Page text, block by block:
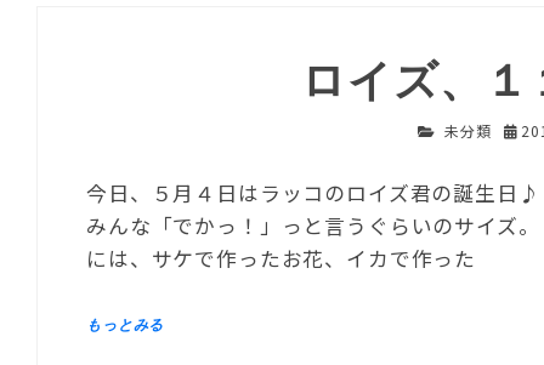
ロイズ、
未分類
今日、５月４日はラッコのロイズ君の誕生日
みんな「でかっ！」っと言うぐらいのサイズ
には、サケで作ったお花、イカで作った